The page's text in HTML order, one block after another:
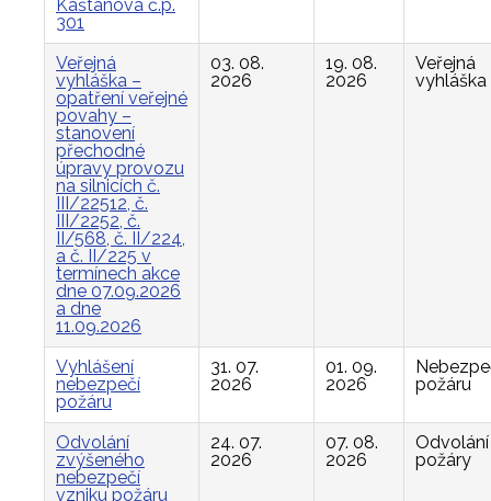
Kaštanova č.p.
301
Veřejná
vyhláška –
opatření veřejné
povahy –
stanovení
přechodné
úpravy provozu
na silnicích č.
III/22512, č.
III/2252, č.
II/568, č. II/224,
a č. II/225 v
termínech akce
dne 07.09.2026
a dne
11.09.2026
03. 08.
2026
19. 08.
2026
Veřejná
vyhláška
Vyhlášení
nebezpečí
požáru
31. 07.
2026
01. 09.
2026
požáru
Odvolání
zvýšeného
nebezpečí
vzniku požáru
24. 07.
2026
07. 08.
2026
Odvolání
požáry